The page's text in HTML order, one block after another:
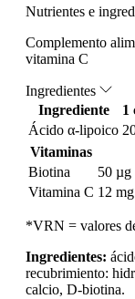
Nutrientes e
Complemento
vitamina C
Ingredientes
Ingrediente
1
Ácido α-lipoico
Vitaminas
Biotina
50 µg
Vitamina C 12 mg
*VRN = valores
Ingredientes:
recubrimiento:
calcio, D-biotina.